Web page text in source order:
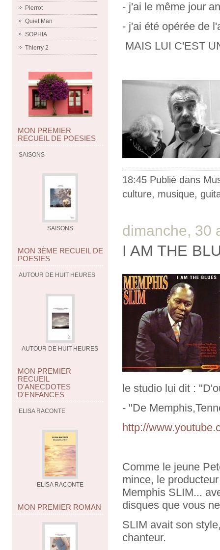
Pierrot
Quiet Man
SOPHIA
Thierry 2
MON PREMIER
RECUEIL DE POESIES
SAISONS
SAISONS
MON 3ÈME RECUEIL DE
POESIES
AUTOUR DE HUIT HEURES
AUTOUR DE HUIT HEURES
MON PREMIER
RECUEIL
D'ANECDOTES
D'ENFANCES
ELISA RACONTE
ELISA RACONTE
MON PREMIER ROMAN
- j'ai le même jour
- j'ai été opérée de
MAIS LUI C'EST
18:45 Publié dans
culture, musique,
dimanche, 30
I AM THE
le studio lui dit :
- "De
http://
Comme le jeune
mince, le
Memphis SLIM...
disques que vous
SLIM avait son
chanteur.